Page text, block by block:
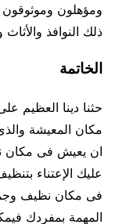
ومؤهلون
ذلك النوافذ
الخاتمة
حثنا دينا العظيم
مكان المعيشة
ان يعيش فى مكان
عليك الإعتناء
فى مكان نظيف
المهمة بمفردك